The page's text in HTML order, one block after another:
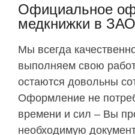
Официальное
медкнижки в ЗАО
Мы всегда
выполняем свою
остаются довольны
Оформление не
времени и сил – Вы
необходимую